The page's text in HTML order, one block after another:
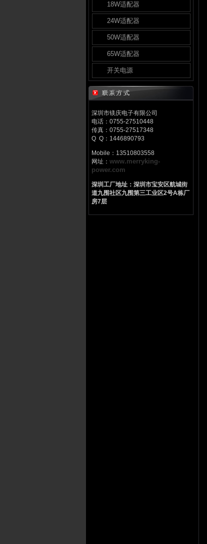
18W适配器
24W适配器
50W适配器
65W适配器
开关电源
深圳市镁庆电子有限公司
电话：0755-27510448
传真：0755-27517348
Q Q：1446890793
Mobile：13510803558
网址： www.merryking-
power.com
深圳工厂地址：深圳市宝安区航城街
道九围社区九围第三工业区2号A栋厂
房7层